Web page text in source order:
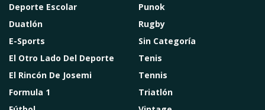
Deporte Escolar
Duatlón
E-Sports
El Otro Lado Del Deporte
El Rincón De Josemi
Formula 1
Punok
Rugby
Sin Categoría
Tenis
Tennis
Triatlón